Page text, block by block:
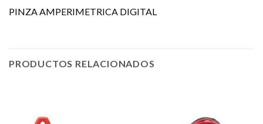
PINZA AMPERIMETRICA DIGITAL
PRODUCTOS RELACIONADOS